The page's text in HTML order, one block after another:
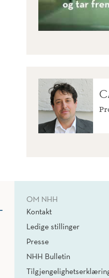
OM NHH
Kontakt
Ledige stillinger
Presse
NHH Bulletin